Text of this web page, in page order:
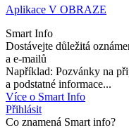
Aplikace V OBRAZE
Smart Info
Dostávejte důležitá
a e-mailů
Například: Pozvánky na
a podstatné informace...
Více o Smart Info
Přihlásit
Co znamená Smart info?